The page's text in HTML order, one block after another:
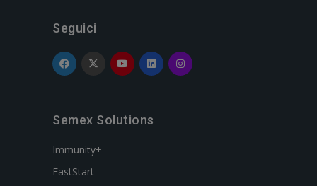
Seguici
Semex Solutions
Immunity+
FastStart